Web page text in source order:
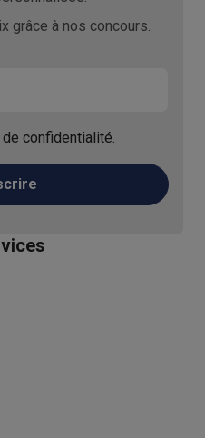
grâce à nos concours.
confidentialité.